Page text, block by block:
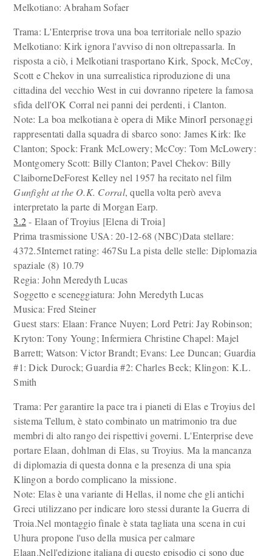
Melkotiano: Abraham Sofaer
Trama: L'Enterprise trova una boa territoriale nello spazio
Melkotiano: Kirk ignora l'avviso di non oltrepassarla. In
risposta a ciò, i Melkotiani trasportano Kirk, Spock, McCoy,
Scott e Chekov in una surrealistica riproduzione di una
cittadina del vecchio West in cui dovranno ripetere la famosa
sfida dell'OK Corral nei panni dei perdenti, i Clanton.
Note: La boa melkotiana è opera di Mike MinorI personaggi
rappresentati dalla squadra di sbarco sono: James Kirk: Ike
Clanton; Spock: Frank McLowery; McCoy: Tom McLowery:
Montgomery Scott: Billy Clanton; Pavel Chekov: Billy
ClaiborneDeForest Kelley nel 1957 ha recitato nel film
Gunfight at the O.K. Corral, quella volta però aveva
interpretato la parte di Morgan Earp.
3.2- Elaan of Troyius [Elena di Troia]
Prima trasmissione USA: 20-12-68 (NBC)Data stellare:
4372.5Internet rating: 467Su La pista delle stelle: Diplomazia
spaziale (8) 10.79
Regia: John Meredyth Lucas
Soggetto e sceneggiatura: John Meredyth Lucas
Musica: Fred Steiner
Guest stars: Elaan: France Nuyen; Lord Petri: Jay Robinson;
Kryton: Tony Young; Infermiera Christine Chapel: Majel
Barrett; Watson: Victor Brandt; Evans: Lee Duncan; Guardia
#1: Dick Durock; Guardia #2: Charles Beck; Klingon: K.L.
Smith
Trama: Per garantire la pace tra i pianeti di Elas e Troyius del
sistema Tellum, è stato combinato un matrimonio tra due
membri di alto rango dei rispettivi governi. L'Enterprise deve
portare Elaan, dohlman di Elas, su Troyius. Ma la mancanza
di diplomazia di questa donna e la presenza di una spia
Klingon a bordo complicano la missione.
Note: Elas è una variante di Hellas, il nome che gli antichi
Greci utilizzano per indicare loro stessi durante la Guerra di
Troia.Nel montaggio finale è stata tagliata una scena in cui
Uhura propone l'uso della musica per calmare
Elaan.Nell'edizione italiana di questo episodio ci sono due